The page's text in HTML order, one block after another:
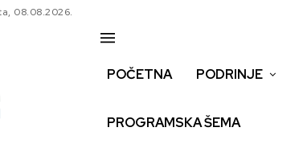
08.08.2026.
POČETNA PODRINJE
PROGRAMSKA ŠEMA